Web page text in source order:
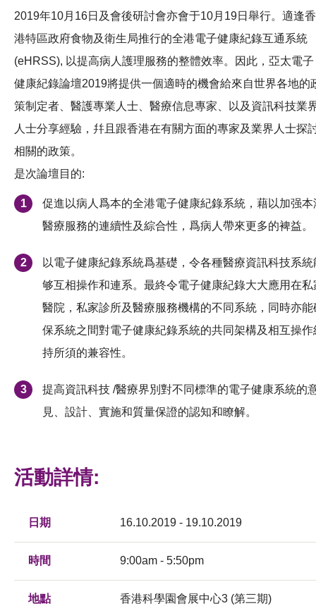
2019年10月16日及會後研討會亦會于10月19日舉行。適逢香
港特區政府食物及衛生局推行的全港電子健康紀錄互通系統
(eHRSS), 以提高病人護理服務的整體效率。因此，亞太電子
健康紀錄論壇2019將提供一個適時的機會給來自世界各地的
策制定者、醫護專業人士、醫療信息專家、以及資訊科技業
人士分享經驗，幷且跟香港在有關方面的專家及業界人士探
相關的政策。
是次論壇目的:
促進以病人爲本的全港電子健康紀錄系統，藉以加强本
醫療服務的連續性及綜合性，爲病人帶來更多的裨益。
以電子健康紀錄系統爲基礎，令各種醫療資訊科技系統
够互相操作和連系。最終令電子健康紀錄大大應用在私
醫院，私家診所及醫療服務機構的不同系統，同時亦能
保系統之間對電子健康紀錄系統的共同架構及相互操作
持所須的兼容性。
提高資訊科技 /醫療界別對不同標準的電子健康系統的
見、設計、實施和質量保證的認知和瞭解。
活動詳情:
日期 16.10.2019 - 19.10.2019
時間 9:00am - 5:50pm
地點 香港科學園會展中心3 (第三期)